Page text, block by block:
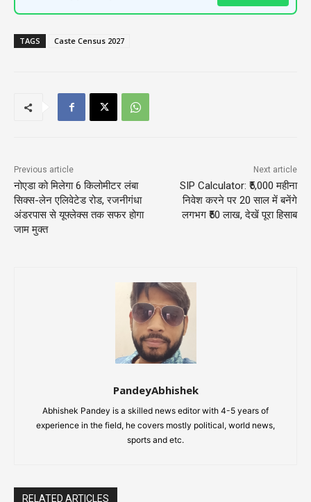
TAGS Caste Census 2027
Previous article
नोएडा को मिलेगा 6 किलोमीटर लंबा
सिक्स-लेन एलिवेटेड रोड, रजनीगंधा
अंडरपास से यूफ्लेक्स तक सफर होगा
जाम मुक्त
Next article
SIP Calculator: ₹5,000 महीना
निवेश करने पर 20 साल में बनेंगे
लगभग ₹50 लाख, देखें पूरा हिसाब
PandeyAbhishek
Abhishek Pandey is a skilled news editor with 4-5 years of
experience in the field, he covers mostly political, world news,
sports and etc.
RELATED ARTICLES